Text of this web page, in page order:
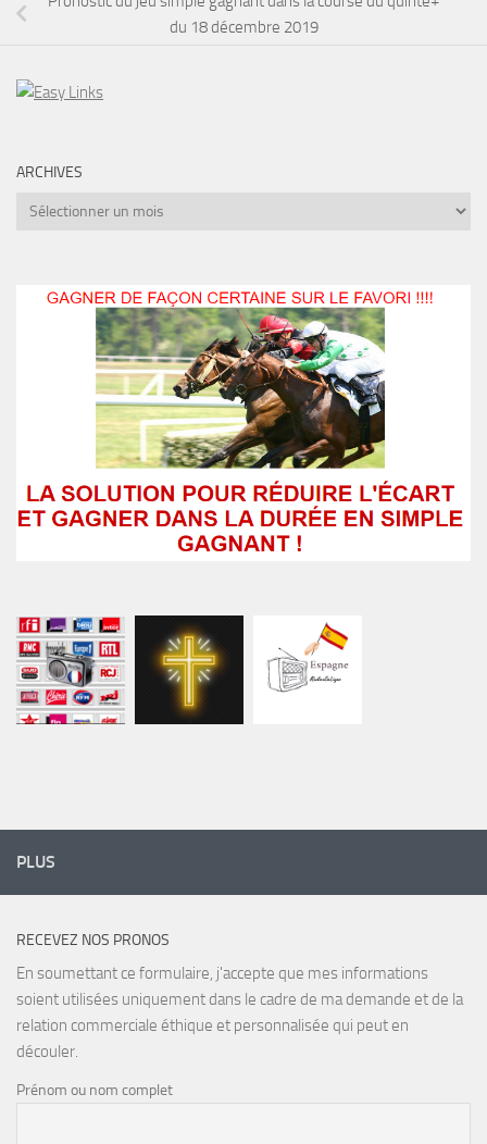
du 18 décembre 2019
ARCHIVES
Archives
PLUS
RECEVEZ NOS PRONOS
En soumettant ce formulaire, j'accepte que mes informations
soient utilisées uniquement dans le cadre de ma demande et de la
relation commerciale éthique et personnalisée qui peut en
découler.
Prénom ou nom complet